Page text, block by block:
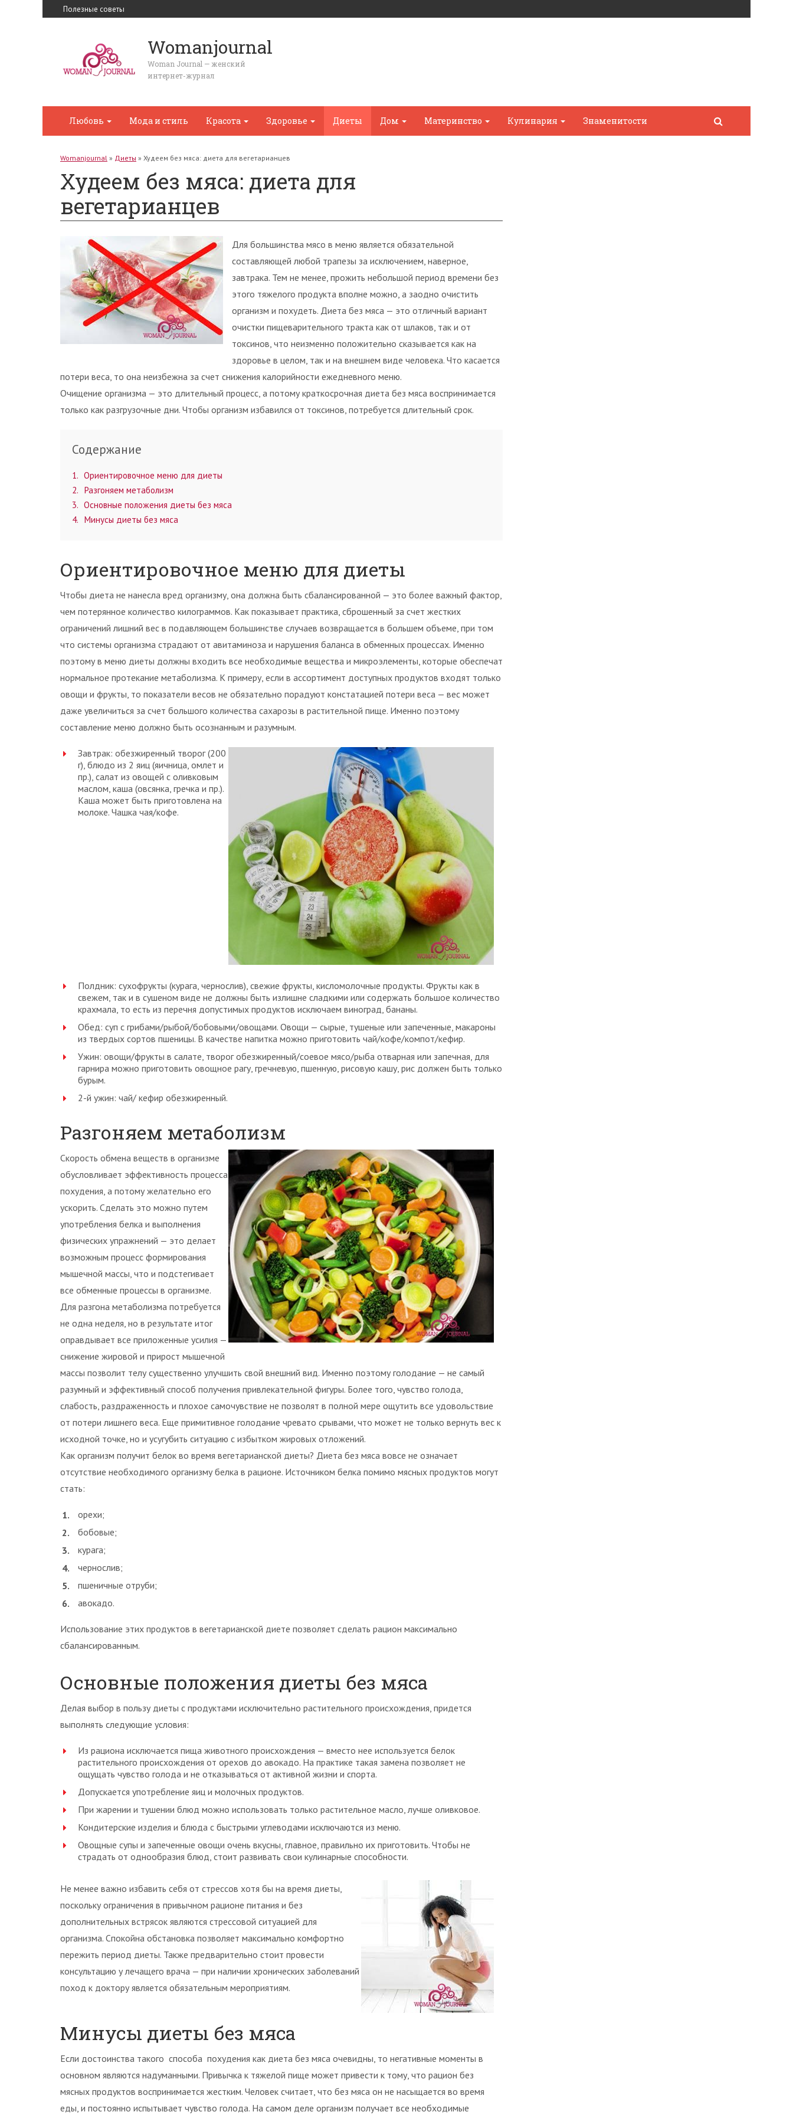
Полезные советы
Womanjournal
Woman Journal — женский
интернет-журнал
Любовь Мода и стиль Красота Здоровье Диеты Дом Материнство Кулинария Знаменитости
Womanjournal » Диеты » Худеем без мяса: диета для вегетарианцев
Худеем без мяса: диета для
вегетарианцев
Для большинства мясо в меню является обязательной
составляющей любой трапезы за исключением, наверное,
завтрака. Тем не менее, прожить небольшой период времени без
этого тяжелого продукта вполне можно, а заодно очистить
организм и похудеть. Диета без мяса — это отличный вариант
очистки пищеварительного тракта как от шлаков, так и от
токсинов, что неизменно положительно сказывается как на
здоровье в целом, так и на внешнем виде человека. Что касается
потери веса, то она неизбежна за счет снижения калорийности ежедневного меню.
Очищение организма — это длительный процесс, а потому краткосрочная диета без мяса воспринимается
только как разгрузочные дни. Чтобы организм избавился от токсинов, потребуется длительный срок.
Содержание
1
Ориентировочное меню для диеты
2
Разгоняем метаболизм
3
Основные положения диеты без мяса
4
Минусы диеты без мяса
Ориентировочное меню для диеты
Чтобы диета не нанесла вред организму, она должна быть сбалансированной — это более важный фактор,
чем потерянное количество килограммов. Как показывает практика, сброшенный за счет жестких
ограничений лишний вес в подавляющем большинстве случаев возвращается в большем объеме, при том
что системы организма страдают от авитаминоза и нарушения баланса в обменных процессах. Именно
поэтому в меню диеты должны входить все необходимые вещества и микроэлементы, которые обеспечат
нормальное протекание метаболизма. К примеру, если в ассортимент доступных продуктов входят только
овощи и фрукты, то показатели весов не обязательно порадуют констатацией потери веса — вес может
даже увеличиться за счет большого количества сахарозы в растительной пище. Именно поэтому
составление меню должно быть осознанным и разумным.
Завтрак: обезжиренный творог (200
г), блюдо из 2 яиц (яичница, омлет и
пр.), салат из овощей с оливковым
маслом, каша (овсянка, гречка и пр.).
Каша может быть приготовлена на
молоке. Чашка чая/кофе.
Полдник: сухофрукты (курага, чернослив), свежие фрукты, кисломолочные продукты. Фрукты как в
свежем, так и в сушеном виде не должны быть излишне сладкими или содержать большое количество
крахмала, то есть из перечня допустимых продуктов исключаем виноград, бананы.
Обед: суп с грибами/рыбой/бобовыми/овощами. Овощи — сырые, тушеные или запеченные, макароны
из твердых сортов пшеницы. В качестве напитка можно приготовить чай/кофе/компот/кефир.
Ужин: овощи/фрукты в салате, творог обезжиренный/соевое мясо/рыба отварная или запечная, для
гарнира можно приготовить овощное рагу, гречневую, пшенную, рисовую кашу, рис должен быть только
бурым.
2-й ужин: чай/ кефир обезжиренный.
Разгоняем метаболизм
Скорость обмена веществ в организме
обусловливает эффективность процесса
похудения, а потому желательно его
ускорить. Сделать это можно путем
употребления белка и выполнения
физических упражнений — это делает
возможным процесс формирования
мышечной массы, что и подстегивает
все обменные процессы в организме.
Для разгона метаболизма потребуется
не одна неделя, но в результате итог
оправдывает все приложенные усилия —
снижение жировой и прирост мышечной
массы позволит телу существенно улучшить свой внешний вид. Именно поэтому голодание — не самый
разумный и эффективный способ получения привлекательной фигуры. Более того, чувство голода,
слабость, раздраженность и плохое самочувствие не позволят в полной мере ощутить все удовольствие
от потери лишнего веса. Еще примитивное голодание чревато срывами, что может не только вернуть вес к
исходной точке, но и усугубить ситуацию с избытком жировых отложений.
Как организм получит белок во время вегетарианской диеты? Диета без мяса вовсе не означает
отсутствие необходимого организму белка в рационе. Источником белка помимо мясных продуктов могут
стать:
орехи;
бобовые;
курага;
чернослив;
пшеничные отруби;
авокадо.
Использование этих продуктов в вегетарианской диете позволяет сделать рацион максимально
сбалансированным.
Основные положения диеты без мяса
Делая выбор в пользу диеты с продуктами исключительно растительного происхождения, придется
выполнять следующие условия:
Из рациона исключается пища животного происхождения — вместо нее используется белок
растительного происхождения от орехов до авокадо. На практике такая замена позволяет не
ощущать чувство голода и не отказываться от активной жизни и спорта.
Допускается употребление яиц и молочных продуктов.
При жарении и тушении блюд можно использовать только растительное масло, лучше оливковое.
Кондитерские изделия и блюда с быстрыми углеводами исключаются из меню.
Овощные супы и запеченные овощи очень вкусны, главное, правильно их приготовить. Чтобы не
страдать от однообразия блюд, стоит развивать свои кулинарные способности.
Не менее важно избавить себя от стрессов хотя бы на время диеты,
поскольку ограничения в привычном рационе питания и без
дополнительных встрясок являются стрессовой ситуацией для
организма. Спокойна обстановка позволяет максимально комфортно
пережить период диеты. Также предварительно стоит провести
консультацию у лечащего врача — при наличии хронических заболеваний
поход к доктору является обязательным мероприятиям.
Минусы диеты без мяса
Если достоинства такого способа похудения как диета без мяса очевидны, то негативные моменты в
основном являются надуманными. Привычка к тяжелой пище может привести к тому, что рацион без
мясных продуктов воспринимается жестким. Человек считает, что без мяса он не насыщается во время
еды, и постоянно испытывает чувство голода. На самом деле организм получает все необходимые